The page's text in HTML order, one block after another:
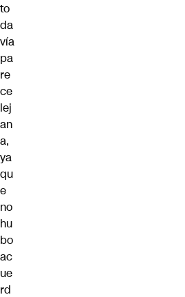
to
da
vía
pa
re
ce
lej
an
a,
ya
qu
e
no
hu
bo
ac
ue
rd